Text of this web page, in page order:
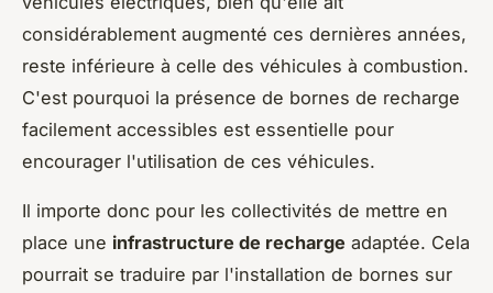
considérablement augmenté ces dernières années,
reste inférieure à celle des véhicules à combustion.
C'est pourquoi la présence de bornes de recharge
facilement accessibles est essentielle pour
encourager l'utilisation de ces véhicules.
Il importe donc pour les collectivités de mettre en
place une infrastructure de recharge adaptée. Cela
pourrait se traduire par l'installation de bornes sur